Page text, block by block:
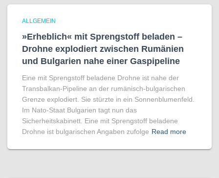
ALLGEMEIN
»Erheblich« mit Sprengstoff beladen –
Drohne explodiert zwischen Rumänien
und Bulgarien nahe einer Gaspipeline
Eine mit Sprengstoff beladene Drohne ist nahe der
Transbalkan-Pipeline an der rumänisch-bulgarischen
Grenze explodiert. Sie stürzte in ein Sonnenblumenfeld.
Im Nato-Staat Bulgarien tagt nun das
Sicherheitskabinett. Eine mit Sprengstoff beladene
Drohne ist bulgarischen Angaben zufolge Read more